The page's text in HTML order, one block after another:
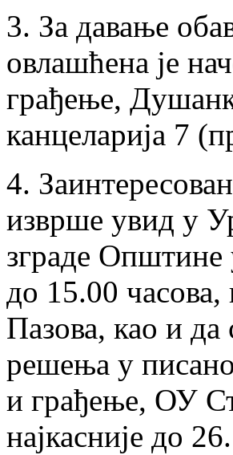
3. За давање
овлашћена је
грађење,
канцеларија 7
4.
изврше увид у
зграде
до 15.00
Пазова, као и да
решења у
и грађење, ОУ
најкасније до